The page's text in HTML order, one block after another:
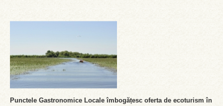
Punctele Gastronomice Locale îmbogățesc oferta de ecoturism în